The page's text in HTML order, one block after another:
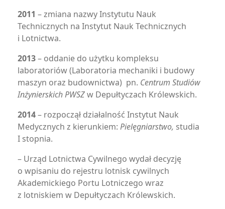
2011 – zmiana nazwy Instytutu Nauk
Technicznych na Instytut Nauk Technicznych
i Lotnictwa.
2013– oddanie do użytku kompleksu
laboratoriów (Laboratoria mechaniki i budowy
maszyn oraz budownictwa) pn. Centrum Studiów
Inżynierskich PWSZw Depułtyczach Królewskich.
2014– rozpoczął działalność Instytut Nauk
Medycznych z kierunkiem: Pielęgniarstwo, studia
I stopnia.
– Urząd Lotnictwa Cywilnego wydał decyzję
o wpisaniu do rejestru lotnisk cywilnych
Akademickiego Portu Lotniczego wraz
z lotniskiem w Depułtyczach Królewskich.